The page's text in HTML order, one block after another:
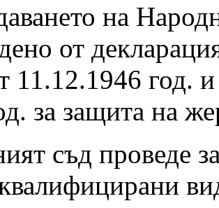
на
от
год. и
за защита на
съд проведе